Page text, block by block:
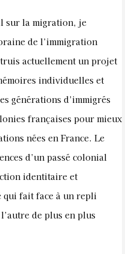
sur la migration, je
de l’immigration
actuellement un projet
individuelles et
générations d’immigrés
françaises pour mieux
nées en France. Le
d’un passé colonial
identitaire et
qui fait face à un repli
de plus en plus